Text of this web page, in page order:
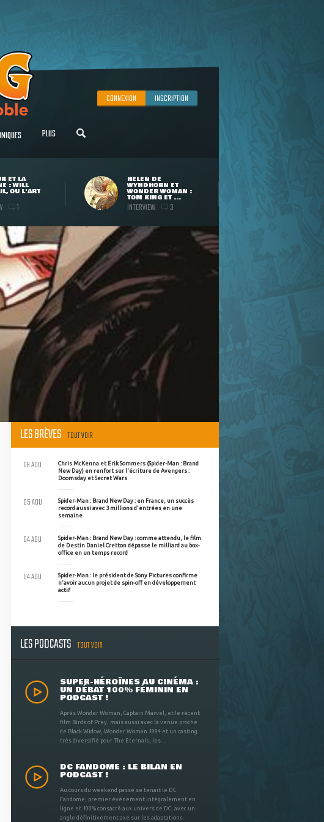
CONNEXION INSCRIPTION
PLUS
ET LA
: WILL
OU L'ART
1
HELEN DE
WYNDHORN ET
WONDER WOMAN :
TOM KING ET ...
INTERVIEW 3
LES BRÈVES TOUT VOIR
Chris McKenna et Erik Sommers (Spider-Man : Brand
New Day) en renfort sur l'écriture de Avengers :
Doomsday et Secret Wars
06 AOU
Spider-Man : Brand New Day : en France, un succès
record aussi avec 3 millions d'entrées en une
semaine
05 AOU
Spider-Man : Brand New Day : comme attendu, le film
de Destin Daniel Cretton dépasse le milliard au box-
office en un temps record
04 AOU
Spider-Man : le président de Sony Pictures confirme
n'avoir aucun projet de spin-off en développement
actif
04 AOU
LES PODCASTS TOUT VOIR
SUPER-HÉROÏNES AU CINÉMA :
UN DÉBAT 100% FÉMININ EN
PODCAST !
Après Wonder Woman, Captain Marvel, et le récent
film Birds of Prey, mais aussi avec la venue proche
de Black Widow, Wonder Woman 1984 et un casting
très diversifié pour The Eternals, les ...
DC FANDOME : LE BILAN EN
PODCAST !
Au cours du weekend passé se tenait le DC
Fandome, premier évènement intégralement en
ligne et 100% consacré aux univers de DC, avec un
angle définitivement axé sur les adaptations